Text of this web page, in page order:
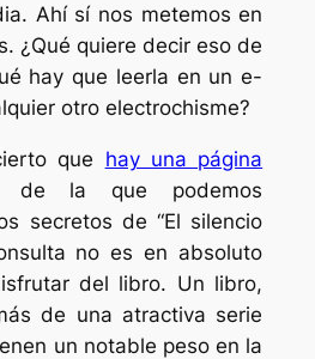
Ahí sí nos metemos en
¿Qué quiere decir eso de
hay que leerla en un e-
otro electrochisme?
que hay una página
la que podemos
secretos de “El silencio
no es en absoluto
del libro. Un libro,
de una atractiva serie
un notable peso en la